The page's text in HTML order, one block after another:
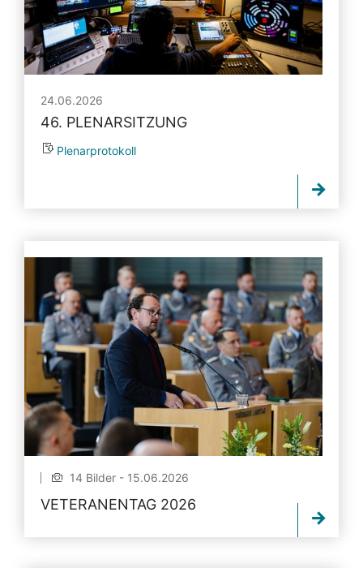
24.06.2026
46. PLENARSITZUNG
Plenarprotokoll
14 Bilder - 15.06.2026
VETERANENTAG 2026